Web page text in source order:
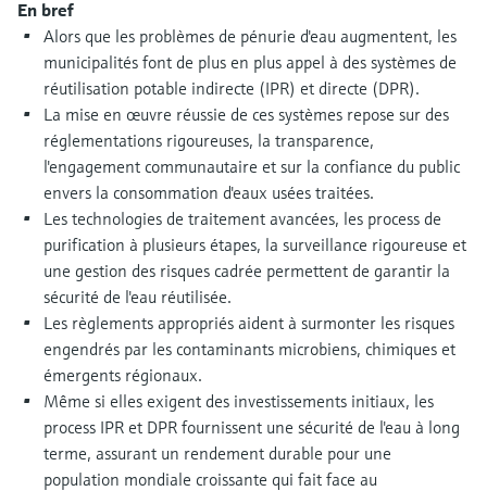
l'application
Device Viewer
Trouver des informations et de la
documentation spécifiques à un produit
Recherche de pièces détachées
Trouvez la bonne pièce de rechange en
tapant la racine/le code du produit et
accédez aux données spécifiques, vues
éclatées et notices de montage des appareils
pour un remplacement/réparation rapide.
Mesure du niveau par barrière à
micro-ondes
Mesure du niveau par la pression
Voir tous
Analyseurs de dureté, fer, etc.
Photomètres de process
Mesure par transmission de micro-
ondes
Technologie Memosens
Voir tous
décisionnels
En bref
Alors que les problèmes de pénurie d'eau augmentent, les
municipalités font de plus en plus appel à des systèmes de
réutilisation potable indirecte (IPR) et directe (DPR).
La mise en œuvre réussie de ces systèmes repose sur des
réglementations rigoureuses, la transparence,
l'engagement communautaire et sur la confiance du public
envers la consommation d'eaux usées traitées.
Les technologies de traitement avancées, les process de
purification à plusieurs étapes, la surveillance rigoureuse et
une gestion des risques cadrée permettent de garantir la
sécurité de l'eau réutilisée.
Les règlements appropriés aident à surmonter les risques
engendrés par les contaminants microbiens, chimiques et
émergents régionaux.
Même si elles exigent des investissements initiaux, les
process IPR et DPR fournissent une sécurité de l'eau à long
terme, assurant un rendement durable pour une
population mondiale croissante qui fait face au